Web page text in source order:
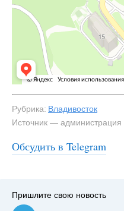
Рубрика: Владивосток
Источник — администрация
Обсудить в Telegram
Пришлите свою новость